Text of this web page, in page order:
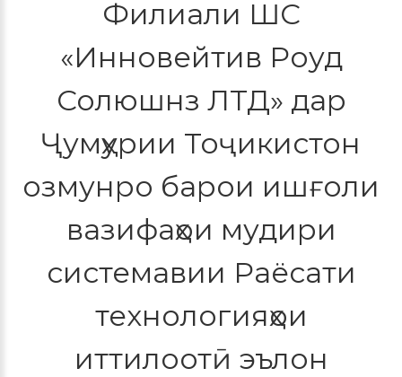
Филиали ШС
«Инновейтив Роуд
Солюшнз ЛТД» дар
Ҷумҳурии Тоҷикистон
озмунро барои ишғоли
вазифаҳои мудири
системавии Раёсати
технологияҳои
иттилоотӣ эълон